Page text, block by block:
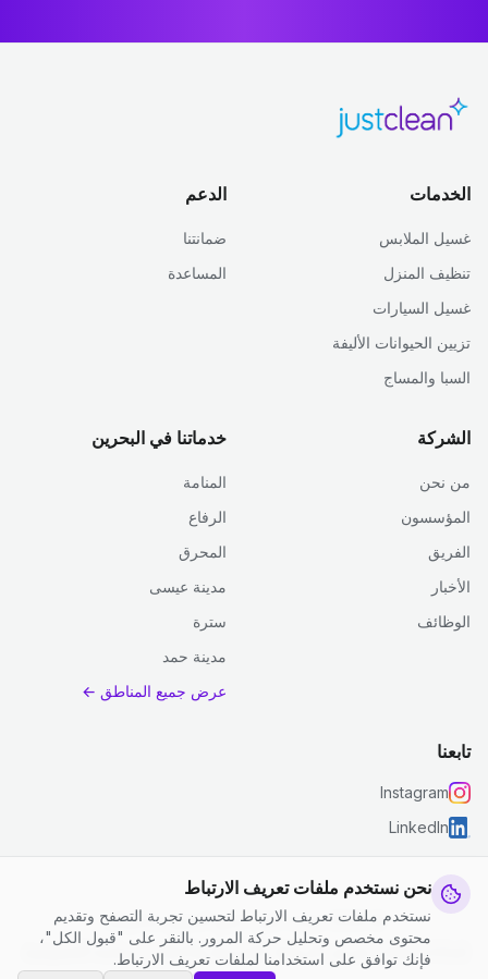
نحن نستخدم ملفات تعريف الارتباط
نستخدم ملفات تعريف الارتباط لتحسين تجربة التصفح وتقديم
محتوى مخصص وتحليل حركة المرور. بالنقر على "قبول الكل"،
فإنك توافق على استخدامنا لملفات تعريف الارتباط.
الخدمات
غسيل الملابس
تنظيف المنزل
غسيل السيارات
تزيين الحيوانات الأليفة
السبا والمساج
الدعم
ضمانتنا
المساعدة
الشركة
من نحن
المؤسسون
الفريق
الأخبار
الوظائف
خدماتنا في البحرين
المنامة
الرفاع
المحرق
مدينة عيسى
سترة
مدينة حمد
عرض جميع المناطق ←
تابعنا
Instagram
LinkedIn
© 2026 جست كلين. جميع الحقوق محفوظة.
سياسة الخصوصية
الشروط والأحكام | إعدادات ملفات تعريف الارتباط